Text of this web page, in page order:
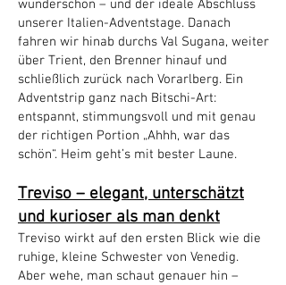
wunderschön – und der ideale Abschluss
unserer Italien-Adventstage. Danach
fahren wir hinab durchs Val Sugana, weiter
über Trient, den Brenner hinauf und
schließlich zurück nach Vorarlberg. Ein
Adventstrip ganz nach Bitschi-Art:
entspannt, stimmungsvoll und mit genau
der richtigen Portion „Ahhh, war das
schön“. Heim geht’s mit bester Laune.
Treviso – elegant, unterschätzt
und kurioser als man denkt
Treviso wirkt auf den ersten Blick wie die
ruhige, kleine Schwester von Venedig.
Aber wehe, man schaut genauer hin –